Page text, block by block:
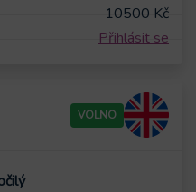
10500 Kč
Přihlásit se
VOLNO